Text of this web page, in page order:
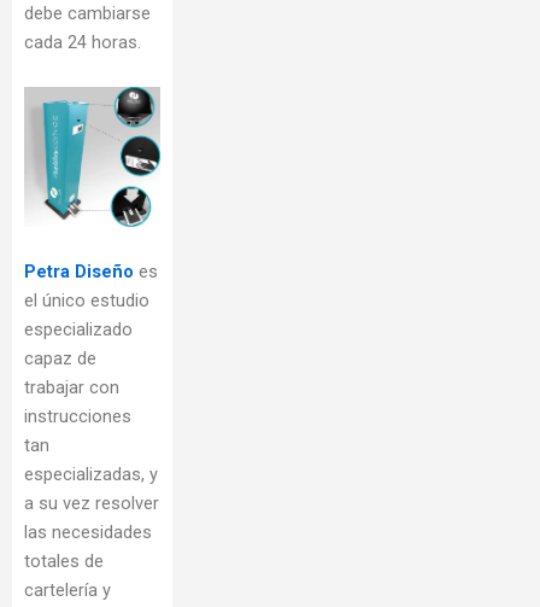
debe cambiarse
cada 24 horas.
Petra Diseño es
el único estudio
especializado
capaz de
trabajar con
instrucciones
tan
especializadas, y
a su vez resolver
las necesidades
totales de
cartelería y